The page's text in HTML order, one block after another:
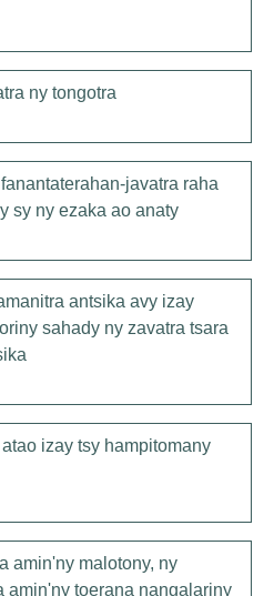
ny tongotra
javatra raha
sy ny ezaka ao anaty
antsika avy izay
sahady ny zavatra tsara
izay tsy hampitomany
amin'ny malotony, ny
amin'ny toerana nangalariny